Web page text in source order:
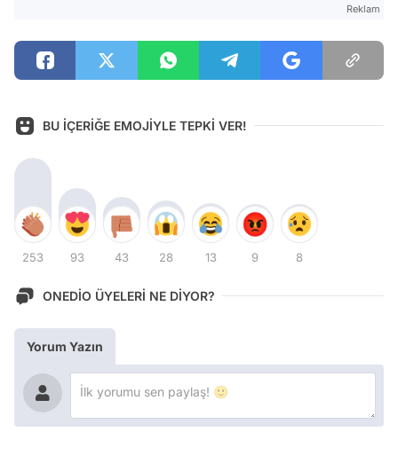
Reklam
BU İÇERİĞE EMOJİYLE TEPKİ VER!
253 93 43 28 13 9 8
ONEDİO ÜYELERİ NE DİYOR?
Yorum Yazın